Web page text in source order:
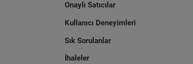
Onaylı Satıcılar
Kullanıcı Deneyimleri
Sık Sorulanlar
İhaleler